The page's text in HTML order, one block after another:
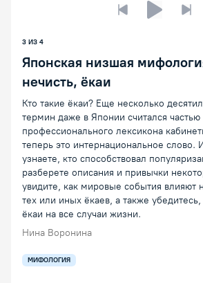
Предыдущая
3 ИЗ 4
Японская низшая
нечисть, ёкаи
Кто такие ёкаи? Еще несколько
термин даже в Японии считался частью
профессионального лексикона
теперь это интернациональное слово.
узнаете, кто способствовал
разберете описания и привычки
увидите, как мировые события влияют
тех или иных ёкаев, а также
ёкаи на все случаи жизни.
Нина Воронина
МИФОЛОГИЯ